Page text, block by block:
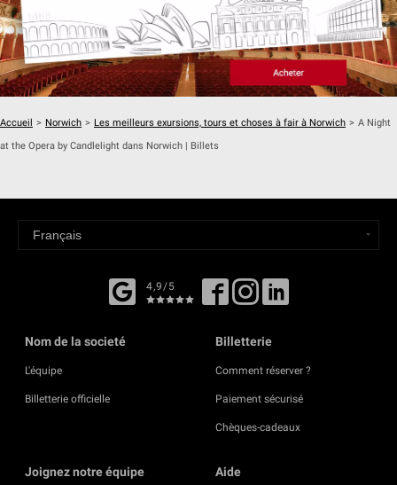
Accueil > Norwich > Les meilleurs exursions, tours et choses à fair à Norwich > A Night
at the Opera by Candlelight dans Norwich | Billets
4,9/5
Nom de la societé
L'équipe
Billetterie officielle
Billetterie
Comment réserver ?
Paiement sécurisé
Chèques-cadeaux
Joignez notre équipe Aide